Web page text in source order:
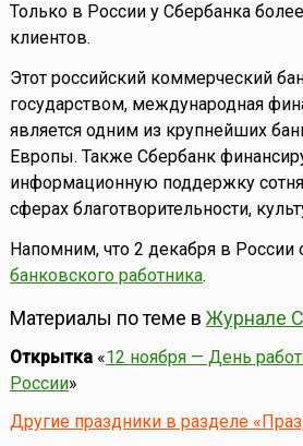
Только в России у Сбербанка
клиентов.
Этот российский коммерческий
государством, международная
является одним из крупнейших
Европы. Также Сбербанк
информационную поддержку
сферах благотворительности,
Напомним, что 2 декабря в России
банковского работника.
Материалы по теме в Журнале
Открытка«12 ноября — День
России»
Другие праздники в разделе